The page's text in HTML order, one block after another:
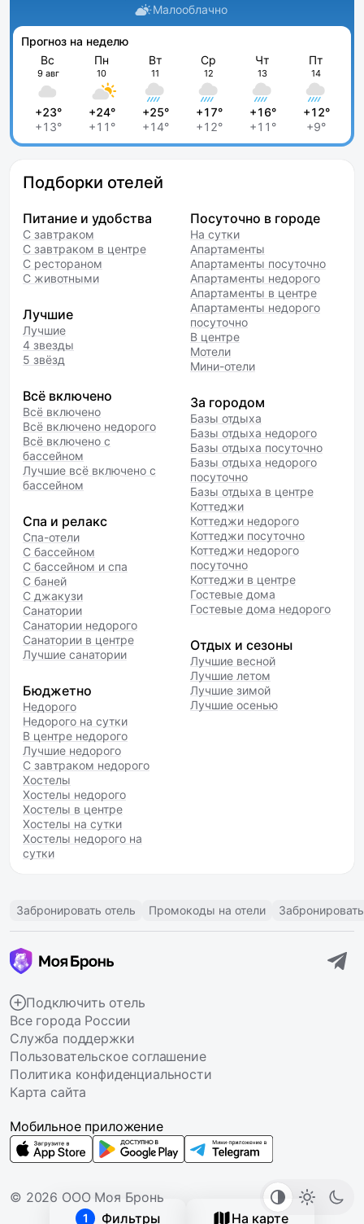
1 Фильтры На карте
Малооблачно
Прогноз на неделю
Вс
9 авг
+23°
+13°
Пн
10
+24°
+11°
Вт
11
+25°
+14°
Ср
12
+17°
+12°
Чт
13
+16°
+11°
Пт
14
+12°
+9°
Подборки отелей
Питание и удобства
С завтраком
С завтраком в центре
С рестораном
С животными
Лучшие
Лучшие
4 звезды
5 звёзд
Всё включено
Всё включено
Всё включено недорого
Всё включено с
бассейном
Лучшие всё включено с
бассейном
Спа и релакс
Спа-отели
С бассейном
С бассейном и спа
С баней
С джакузи
Санатории
Санатории недорого
Санатории в центре
Лучшие санатории
Бюджетно
Недорого
Недорого на сутки
В центре недорого
Лучшие недорого
С завтраком недорого
Хостелы
Хостелы недорого
Хостелы в центре
Хостелы на сутки
Хостелы недорого на
сутки
Посуточно в городе
На сутки
Апартаменты
Апартаменты посуточно
Апартаменты недорого
Апартаменты в центре
Апартаменты недорого
посуточно
В центре
Мотели
Мини-отели
За городом
Базы отдыха
Базы отдыха недорого
Базы отдыха посуточно
Базы отдыха недорого
посуточно
Базы отдыха в центре
Коттеджи
Коттеджи недорого
Коттеджи посуточно
Коттеджи недорого
посуточно
Коттеджи в центре
Гостевые дома
Гостевые дома недорого
Отдых и сезоны
Лучшие весной
Лучшие летом
Лучшие зимой
Лучшие осенью
Забронировать отель Промокоды на отели
Подключить отель
Все города России
Служба поддержки
Пользовательское соглашение
Политика конфиденциальности
Карта сайта
© 2026 ООО Моя Бронь
Мобильное приложение